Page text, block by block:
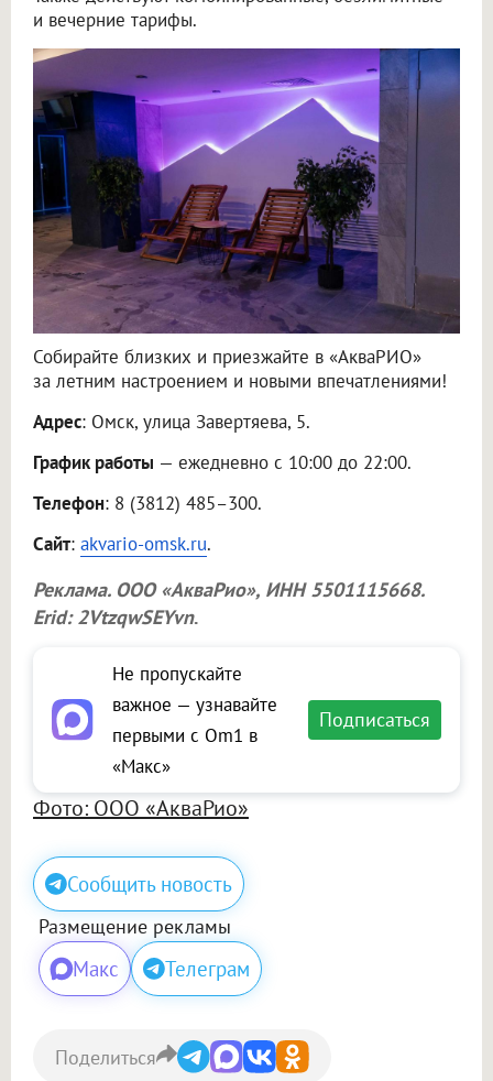
и вечерние тарифы.
Собирайте близких и приезжайте в «АкваРИО»
за летним настроением и новыми впечатлениями!
Адрес: Омск, улица Завертяева, 5.
График работы — ежедневно с 10:00 до 22:00.
Телефон: 8 (3812) 485–300.
Сайт: akvario-omsk.ru.
Реклама. ООО «АкваРио», ИНН 5501115668.
Erid: 2VtzqwSEYvn.
Не пропускайте
важное — узнавайте
первыми с Om1 в
«Макс»
Подписаться
Фото: ООО «АкваРио»
Сообщить новость
Размещение рекламы
Макс Телеграм
Поделиться